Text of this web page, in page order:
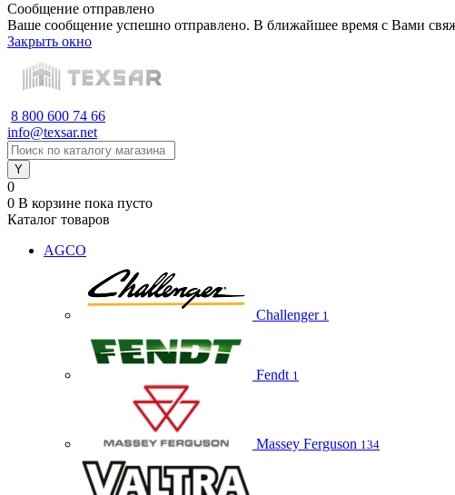
Сообщение отправлено
Ваше сообщение успешно отправлено. В ближайшее время с Вами
Закрыть окно
8 800 600 74 66
info@texsar.net
0
0 В корзине пока пусто
Каталог товаров
AGCO
Challenger 1
Fendt 1
Massey Ferguson 134